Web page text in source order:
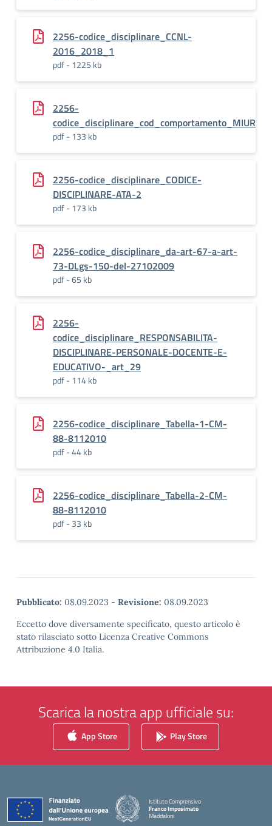
2256-codice_disciplinare_CCNL-
2016_2018_1
pdf - 1225 kb
2256-
codice_disciplinare_cod_comportamento_MIUR
pdf - 133 kb
2256-codice_disciplinare_CODICE-
DISCIPLINARE-ATA-2
pdf - 173 kb
2256-codice_disciplinare_da-art-67-a-art-
73-DLgs-150-del-27102009
pdf - 65 kb
2256-
codice_disciplinare_RESPONSABILITA-
DISCIPLINARE-PERSONALE-DOCENTE-E-
EDUCATIVO-_art_29
pdf - 114 kb
2256-codice_disciplinare_Tabella-1-CM-
88-8112010
pdf - 44 kb
2256-codice_disciplinare_Tabella-2-CM-
88-8112010
pdf - 33 kb
Pubblicato: 08.09.2023 - Revisione: 08.09.2023
Eccetto dove diversamente specificato, questo articolo è
stato rilasciato sotto Licenza Creative Commons
Attribuzione 4.0 Italia.
Scarica la nostra app ufficiale su:
App Store Play Store
Istituto Comprensivo
Franco Imposimato
Maddaloni